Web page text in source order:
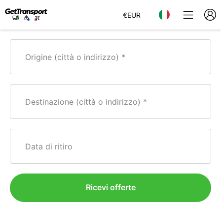
€EUR
Origine (città o indirizzo)
Destinazione (città o indirizzo)
Data di ritiro
Ricevi offerte